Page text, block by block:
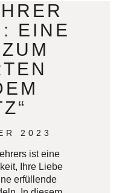
EINE
2023
ist eine
Ihre Liebe
erfüllende